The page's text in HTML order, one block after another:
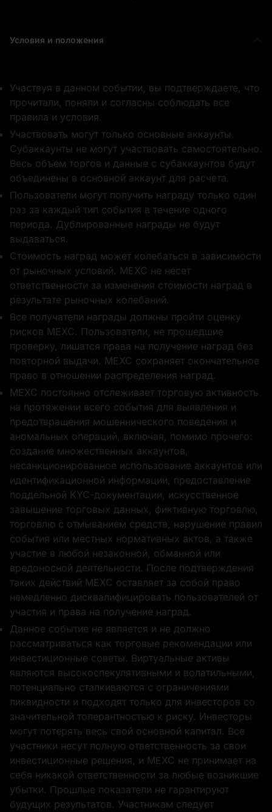
0.5 BTC
10 USD1
Фьючерсный
10 WLFI
Фьючерсный
бонус в 1 USDT
Аирдроп позиции
в 50
10 USD1
бонус в 5 USDT
10 WLFI
1 USD1
бонус в 1 USDT
в 50
GOLD(XAUT)_USD
1 WLFI
Благодарим вас
за участие
Условия и положения
Участвуя в данном событии, вы подтверждаете, что
прочитали, поняли и согласны соблюдать все
правила и условия.
Участвовать могут только основные аккаунты.
Субаккаунты не могут участвовать самостоятельно.
Весь объем торгов и данные с субаккаунтов будут
объединены в основной аккаунт для расчета.
Пользователи могут получить награду только один
раз за каждый тип события в течение одного
периода. Дублированные награды не будут
выдаваться.
Стоимость наград может колебаться в зависимости
от рыночных условий. MEXC не несет
ответственности за изменения стоимости наград в
результате рыночных колебаний.
Все получатели награды должны пройти оценку
рисков MEXC. Пользователи, не прошедшие
проверку, лишатся права на получение наград без
повторной выдачи. MEXC сохраняет окончательное
право в отношении распределения наград.
MEXC постоянно отслеживает торговую активность
на протяжении всего события для выявления и
предотвращения мошеннического поведения и
аномальных операций, включая, помимо прочего:
создание множественных аккаунтов,
несанкционированное использование аккаунтов или
идентификационной информации, предоставление
поддельной KYC-документации, искусственное
завышение торговых данных, фиктивную торговлю,
торговлю с отмыванием средств, нарушение правил
события или местных нормативных актов, а также
участие в любой незаконной, обманной или
вредоносной деятельности. После подтверждения
таких действий MEXC оставляет за собой право
немедленно дисквалифицировать пользователей от
участия и права на получение наград.
Данное событие не является и не должно
рассматриваться как торговые рекомендации или
инвестиционные советы. Виртуальные активы
являются высокоспекулятивными и волатильными,
потенциально сталкиваются с ограничениями
ликвидности и подходят только для инвесторов со
значительной толерантностью к риску. Инвесторы
могут потерять весь свой основной капитал. Все
участники несут полную ответственность за свои
инвестиционные решения, и MEXC не принимает на
себя никакой ответственности за любые возникшие
убытки. Прошлые показатели не гарантируют
будущих результатов. Участникам следует